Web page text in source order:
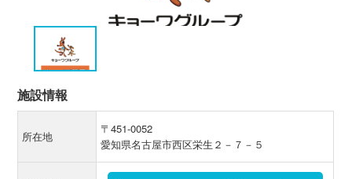
施設情報
所在地
〒451-0052
愛知県名古屋市西区栄生２－７－５